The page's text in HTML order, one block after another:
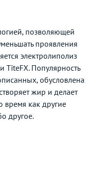
позволяющей
проявления
электролиполиз
Популярность
обусловлена
жир и делает
время как другие
другое.